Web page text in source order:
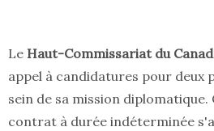
Le Haut-Commissariat du
appel à candidatures pour deux
sein de sa mission
contrat à durée indéterminée